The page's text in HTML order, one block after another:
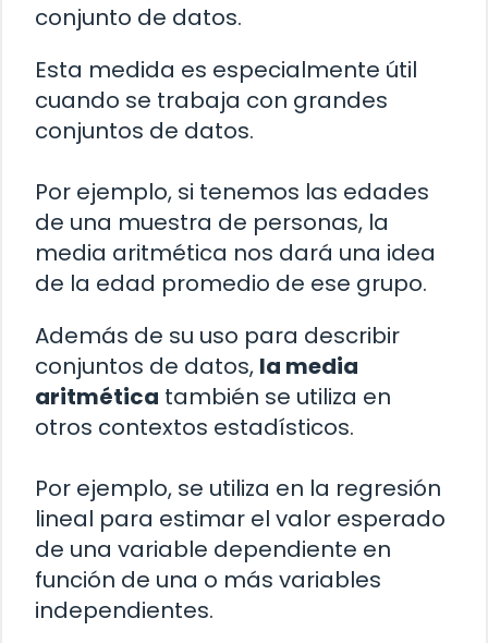
conjunto de datos.
Esta medida es especialmente útil
cuando se trabaja con grandes
conjuntos de datos.
Por ejemplo, si tenemos las edades
de una muestra de personas, la
media aritmética nos dará una idea
de la edad promedio de ese grupo.
Además de su uso para describir
conjuntos de datos, la media
aritmética también se utiliza en
otros contextos estadísticos.
Por ejemplo, se utiliza en la regresión
lineal para estimar el valor esperado
de una variable dependiente en
función de una o más variables
independientes.